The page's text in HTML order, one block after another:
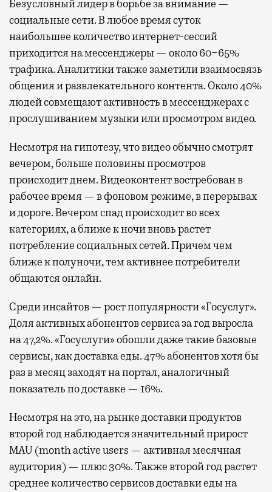
Безусловный лидер в борьбе за внимание —
социальные сети. В любое время суток
наибольшее количество интернет-сессий
приходится на мессенджеры — около 60−65%
трафика. Аналитики также заметили взаимосвязь
общения и развлекательного контента. Около 40%
людей совмещают активность в мессенджерах с
прослушиванием музыки или просмотром видео.
Несмотря на гипотезу, что видео обычно смотрят
вечером, больше половины просмотров
происходит днем. Видеоконтент востребован в
рабочее время — в фоновом режиме, в перерывах
и дороге. Вечером спад происходит во всех
категориях, а ближе к ночи вновь растет
потребление социальных сетей. Причем чем
ближе к полуночи, тем активнее потребители
общаются онлайн.
Среди инсайтов — рост популярности «Госуслуг».
Доля активных абонентов сервиса за год выросла
на 47,2%. «Госуслуги» обошли даже такие базовые
сервисы, как доставка еды. 47% абонентов хотя бы
раз в месяц заходят на портал, аналогичный
показатель по доставке — 16%.
Несмотря на это, на рынке доставки продуктов
второй год наблюдается значительный прирост
MAU (month active users — активная месячная
аудитория) — плюс 30%. Также второй год растет
среднее количество сервисов доставки еды на